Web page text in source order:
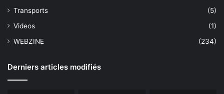
Transports
(5)
Videos
(1)
WEBZINE
(234)
Derniers articles modifiés